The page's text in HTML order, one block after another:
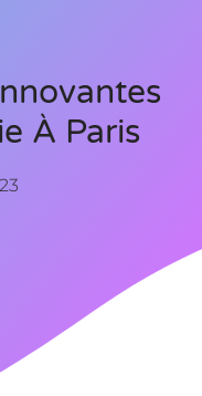
À Paris